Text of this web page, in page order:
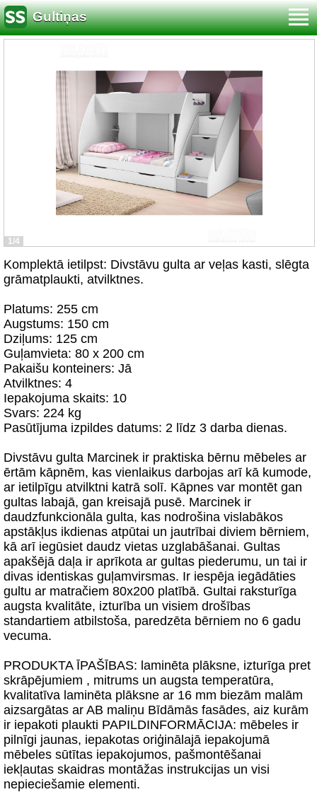
Gultiņas
1/4
Komplektā ietilpst: Divstāvu gulta ar veļas kasti, slēgta
grāmatplaukti, atvilktnes.
Platums: 255 cm
Augstums: 150 cm
Dziļums: 125 cm
Guļamvieta: 80 x 200 cm
Pakaišu konteiners: Jā
Atvilktnes: 4
Iepakojuma skaits: 10
Svars: 224 kg
Pasūtījuma izpildes datums: 2 līdz 3 darba dienas.
Divstāvu gulta Marcinek ir praktiska bērnu mēbeles ar
ērtām kāpnēm, kas vienlaikus darbojas arī kā kumode,
ar ietilpīgu atvilktni katrā solī. Kāpnes var montēt gan
gultas labajā, gan kreisajā pusē. Marcinek ir
daudzfunkcionāla gulta, kas nodrošina vislabākos
apstākļus ikdienas atpūtai un jautrībai diviem bērniem,
kā arī iegūsiet daudz vietas uzglabāšanai. Gultas
apakšējā daļa ir aprīkota ar gultas piederumu, un tai ir
divas identiskas guļamvirsmas. Ir iespēja iegādāties
gultu ar matračiem 80x200 platībā. Gultai raksturīga
augsta kvalitāte, izturība un visiem drošības
standartiem atbilstoša, paredzēta bērniem no 6 gadu
vecuma.
PRODUKTA ĪPAŠĪBAS: laminēta plāksne, izturīga pret
skrāpējumiem , mitrums un augsta temperatūra,
kvalitatīva laminēta plāksne ar 16 mm biezām malām
aizsargātas ar AB maliņu Bīdāmās fasādes, aiz kurām
ir iepakoti plaukti PAPILDINFORMĀCIJA: mēbeles ir
pilnīgi jaunas, iepakotas oriģinālajā iepakojumā
mēbeles sūtītas iepakojumos, pašmontēšanai
iekļautas skaidras montāžas instrukcijas un visi
nepieciešamie elementi.